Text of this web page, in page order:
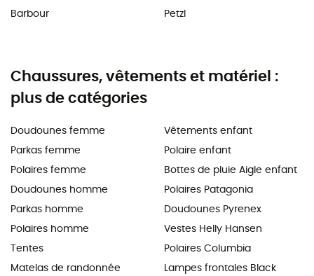
Barbour
Petzl
Chaussures, vêtements et matériel :
plus de catégories
Doudounes femme
Parkas femme
Polaires femme
Doudounes homme
Parkas homme
Polaires homme
Tentes
Matelas de randonnée
Vêtements enfant
Polaire enfant
Bottes de pluie Aigle enfant
Polaires Patagonia
Doudounes Pyrenex
Vestes Helly Hansen
Polaires Columbia
Lampes frontales Black